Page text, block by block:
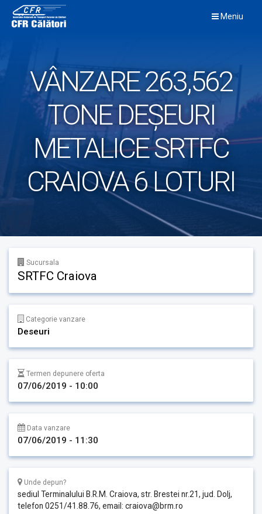
content
Meniu
VÂNZARE 263,562
TONE DEȘEURI
METALICE SRTFC
CRAIOVA 6 LOTURI
Sucursala
SRTFC Craiova
Categorie vanzare
Deseuri
Termen depunere oferta
07/06/2019 - 10:00
Data vanzare
07/06/2019 - 11:30
Unde depun?
sediul Terminalului B.R.M. Craiova, str. Brestei nr.21, jud. Dolj,
telefon 0251/41.88.76, email: craiova@brm.ro